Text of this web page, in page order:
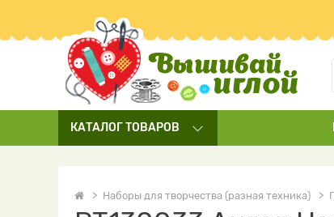
КАТАЛОГТОВАРОВ
Наборы для творчества (разная техника)